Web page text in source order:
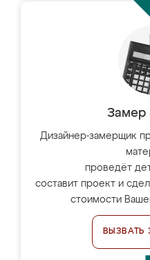
Замер
Дизайнер-замерщик
проведёт
составит проект и
стоимости
ВЫЗВАТЬ